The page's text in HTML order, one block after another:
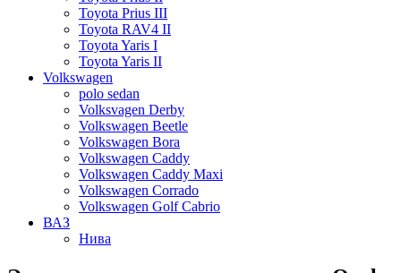
Toyota Prius III
Toyota RAV4 II
Toyota Yaris I
Toyota Yaris II
Volkswagen
polo sedan
Volksvagen Derby
Volkswagen Beetle
Volkswagen Bora
Volkswagen Caddy
Volkswagen Caddy Maxi
Volkswagen Corrado
Volkswagen Golf Cabrio
ВАЗ
Нива